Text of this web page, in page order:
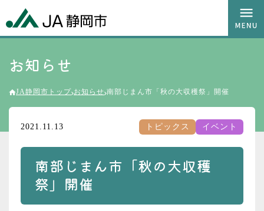
お知らせ
JA静岡市トップ お知らせ 南部じまん市「秋の大収穫祭」開催
2021.11.13 トピックス イベント
南部じまん市「秋の大収穫
祭」開催